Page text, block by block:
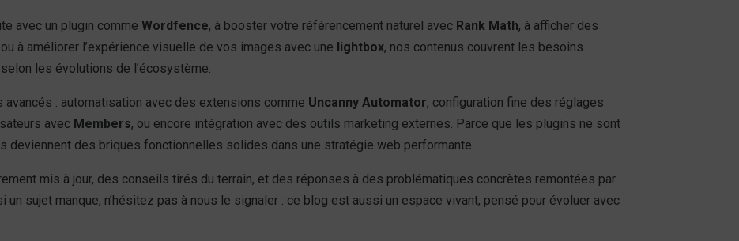
avec un plugin commeWordfence, à booster votre référencement naturel avec Rank Math, à afficher des
ou à améliorer l’expérience visuelle de vos images avec une lightbox, nos contenus couvrent les besoins
les évolutions de l’écosystème.
: automatisation avec des extensions comme Uncanny Automator, configuration fine des réglages
avec Members, ou encore intégration avec des outils marketing externes. Parce que les plugins ne sont
deviennent des briques fonctionnelles solides dans une stratégie web performante.
mis à jour, des conseils tirés du terrain, et des réponses à des problématiques concrètes remontées par
sujet manque, n’hésitez pas à nous le signaler : ce blog est aussi un espace vivant, pensé pour évoluer avec